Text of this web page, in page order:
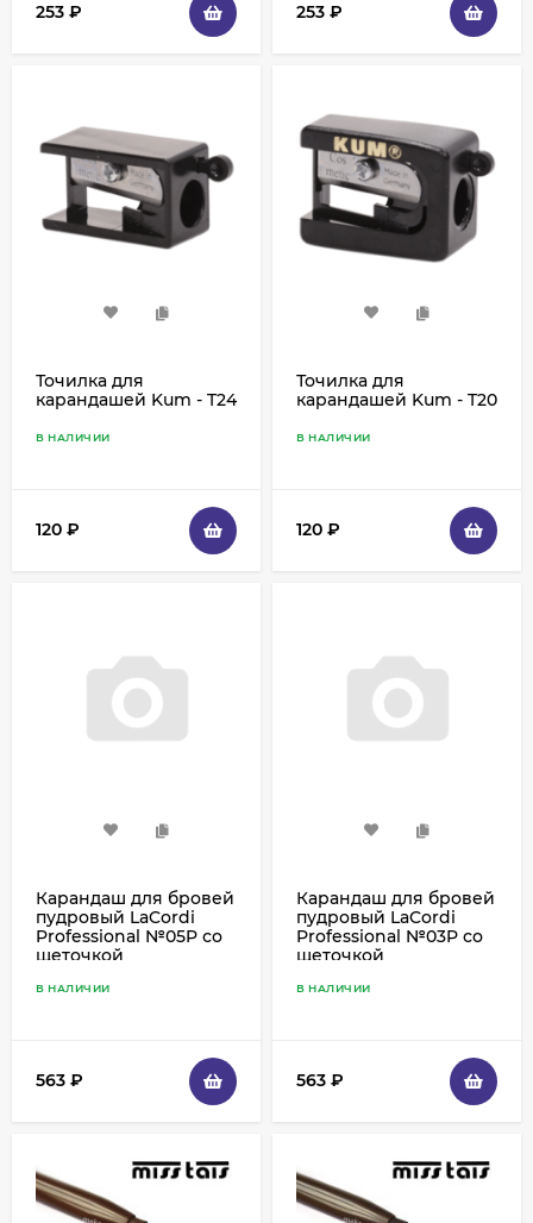
253 ₽ 253 ₽
Точилка для
карандашей Kum - T24
В НАЛИЧИИ
120 ₽
Точилка для
карандашей Kum - T20
В НАЛИЧИИ
120 ₽
Карандаш для бровей
пудровый LaCordi
Professional №05P со
щеточкой
В НАЛИЧИИ
563 ₽
Карандаш для бровей
пудровый LaCordi
Professional №03P со
щеточкой
В НАЛИЧИИ
563 ₽